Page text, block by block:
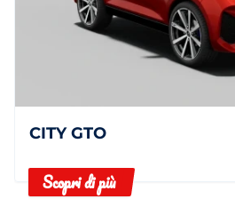
CITY GTO
Scopri di più